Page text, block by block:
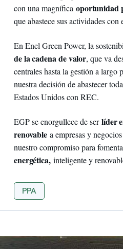
con una magnífica oportunidad
que abastece sus actividades con
En Enel Green Power, la
de la cadena de valor, que va
centrales hasta la gestión a largo
nuestra decisión de abastecer
Estados Unidos con REC.
EGP se enorgullece de serlíder
renovable a empresas y
nuestro compromiso para
energética, inteligente y
PPA